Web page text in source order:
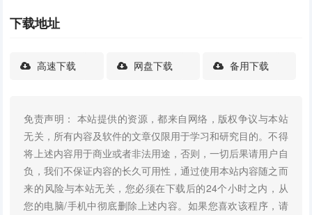
下载地址
高速下载 网盘下载 备用下载
免责声明： 本站提供的资源，都来自网络，版权争议与本站
无关，所有内容及软件的文章仅限用于学习和研究目的。不得
将上述内容用于商业或者非法用途，否则，一切后果请用户自
负，我们不保证内容的长久可用性，通过使用本站内容随之而
来的风险与本站无关，您必须在下载后的24个小时之内，从
您的电脑/手机中彻底删除上述内容。如果您喜欢该程序，请